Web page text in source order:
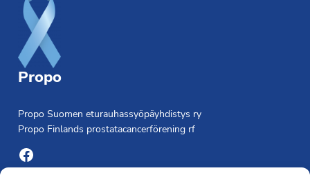
Propo
Propo Suomen eturauhassyöpäyhdistys ry
Propo Finlands prostatacancerförening rf
Facebook